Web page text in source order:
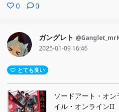
0 0
ガングレト
2025-01-09 16:46
とても良い
ソードアート・オ
イル・オンラインII